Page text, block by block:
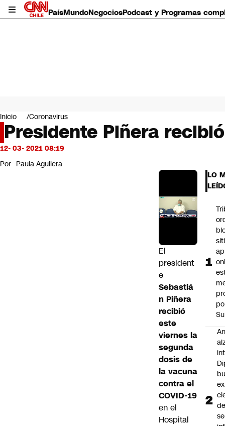
PaísMundoNegociosPodcast y Programas
Mundo
Negocios
Deportes
Programas completos
Servicios
Inicio Coronavirus
Presidente Piñera
12- 03- 2021 08:19
Por Paula Aguilera
El
president
e
Sebastiá
n Piñera
recibió
este
viernes la
segunda
dosis de
la vacuna
contra el
COVID-19
en el
Hospital
LO
de